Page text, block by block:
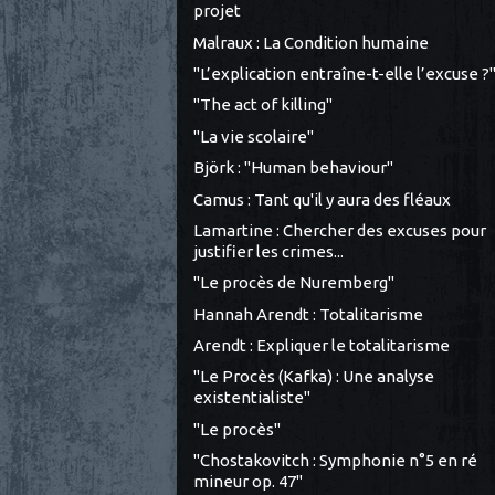
projet
Malraux : La Condition humaine
"L’explication entraîne-t-elle l’excuse ?"
"The act of killing"
"La vie scolaire"
Björk : "Human behaviour"
Camus : Tant qu'il y aura des fléaux
Lamartine : Chercher des excuses pour
justifier les crimes...
"Le procès de Nuremberg"
Hannah Arendt : Totalitarisme
Arendt : Expliquer le totalitarisme
"Le Procès (Kafka) : Une analyse
existentialiste"
"Le procès"
"Chostakovitch : Symphonie n°5 en ré
mineur op. 47"